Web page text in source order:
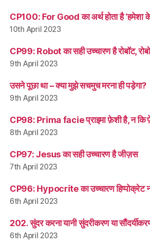
CP100: For Good का अर्थ होता है ‘हमेशा के
10th April 2023
CP99: Robot का सही उच्चारण है रोबॉट,
9th April 2023
उसने पूछा था – क्या मुझे सचमुच मरना ही पड़ेगा?
9th April 2023
CP98: Prima facie प्राइमा फ़ेशी है, न कि
8th April 2023
CP97: Jesus का सही उच्चारण है जीज़स
7th April 2023
CP96: Hypocrite का उच्चारण हिप्पोक्रेट
6th April 2023
202. सुंदर करना यानी सुंदरीकरण या
6th April 2023